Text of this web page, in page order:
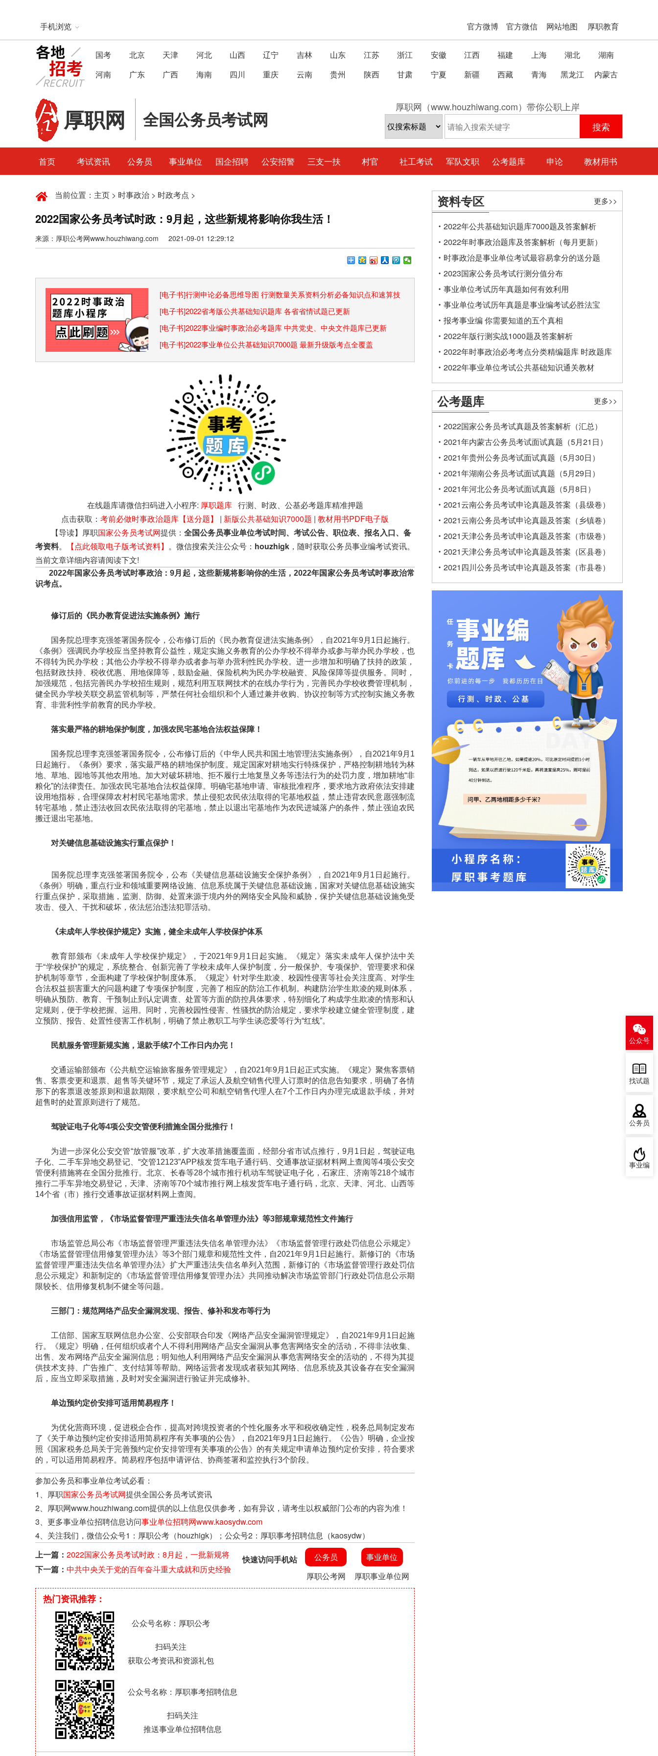
手机浏览 官方微博 官方微信 网站地图 厚职教育
国考 北京 天津 河北 山西 辽宁 吉林 山东 江苏 浙江 安徽 江西 福建 上海 湖北
湖南
河南
广东 广西 海南 四川 重庆 云南 贵州 陕西 甘肃 宁夏 新疆 西藏 青海 黑龙江 内蒙古
厚职网 全国公务员考试网
厚职网（www.houzhiwang.com）带你公职上岸
首页 考试资讯 公务员 事业单位 国企招聘 公安招警 三支一扶 村官 社工考试 军队文职 公考题库 申论 教材用书
当前位置： 主页 > 时事政治 > 时政考点 >
2022国家公务员考试时政：9月起，这些新规将影响你我生活！
来源：厚职公考网www.houzhiwang.com 2021-09-01 12:29:12
[电子书]行测申论必备思维导图 行测数量关系资料分析必备知识点和速算技
巧
[电子书]2022省考版公共基础知识题库 各省省情试题已更新
[电子书]2022事业编时事政治必考题库 中共党史、中央文件题库已更新
[电子书]2022事业单位公共基础知识7000题 最新升级版考点全覆盖
在线题库请微信扫码进入小程序: 厚职题库行测、时政、公基必考题库精准押题
点击获取： 考前必做时事政治题库【送分题】 | 新版公共基础知识7000题 | 教材用书PDF电子版
【导读】厚职国家公务员考试网提供： 全国公务员事业单位考试时间、考试公告、职位表、报名入口、备
考资料。 【点此领取电子版考试资料】 。微信搜索关注公众号： houzhigk ，随时获取公务员事业编考试资讯。
当前文章详细内容请阅读下文!
2022年国家公务员考试时事政治：9月起，这些新规将影响你的生活，2022年国家公务员考试时事政治常
识考点。
修订后的《民办教育促进法实施条例》施行
国务院总理李克强签署国务院令，公布修订后的《民办教育促进法实施条例》，自2021年9月1日起施行。
《条例》强调民办学校应当坚持教育公益性，规定实施义务教育的公办学校不得举办或参与举办民办学校，也
不得转为民办学校；其他公办学校不得举办或者参与举办营利性民办学校。进一步增加和明确了扶持的政策，
包括财政扶持、税收优惠、用地保障等，鼓励金融、保险机构为民办学校融资、风险保障等提供服务。同时，
加强规范，包括完善民办学校招生规则，规范利用互联网技术的在线办学行为，完善民办学校收费管理机制，
健全民办学校关联交易监管机制等，严禁任何社会组织和个人通过兼并收购、协议控制等方式控制实施义务教
育、非营利性学前教育的民办学校。
落实最严格的耕地保护制度，加强农民宅基地合法权益保障！
国务院总理李克强签署国务院令，公布修订后的《中华人民共和国土地管理法实施条例》，自2021年9月1
日起施行。《条例》要求，落实最严格的耕地保护制度。规定国家对耕地实行特殊保护，严格控制耕地转为林
地、草地、园地等其他农用地。加大对破坏耕地、拒不履行土地复垦义务等违法行为的处罚力度，增加耕地“非
粮化”的法律责任。加强农民宅基地合法权益保障。明确宅基地申请、审核批准程序，要求地方政府依法安排建
设用地指标，合理保障农村村民宅基地需求。禁止侵犯农民依法取得的宅基地权益，禁止违背农民意愿强制流
转宅基地，禁止违法收回农民依法取得的宅基地，禁止以退出宅基地作为农民进城落户的条件，禁止强迫农民
搬迁退出宅基地。
对关键信息基础设施实行重点保护！
国务院总理李克强签署国务院令，公布《关键信息基础设施安全保护条例》，自2021年9月1日起施行。
《条例》明确，重点行业和领域重要网络设施、信息系统属于关键信息基础设施，国家对关键信息基础设施实
行重点保护，采取措施，监测、防御、处置来源于境内外的网络安全风险和威胁，保护关键信息基础设施免受
攻击、侵入、干扰和破坏，依法惩治违法犯罪活动。
《未成年人学校保护规定》实施，健全未成年人学校保护体系
教育部颁布《未成年人学校保护规定》，于2021年9月1日起实施。《规定》落实未成年人保护法中关
于“学校保护”的规定，系统整合、创新完善了学校未成年人保护制度，分一般保护、专项保护、管理要求和保
护机制等章节，全面构建了学校保护制度体系。《规定》针对学生欺凌、校园性侵害等社会关注度高、对学生
合法权益损害重大的问题构建了专项保护制度，完善了相应的防治工作机制。构建防治学生欺凌的规则体系，
明确从预防、教育、干预制止到认定调查、处置等方面的防控具体要求，特别细化了构成学生欺凌的情形和认
定规则，便于学校把握、运用。同时，完善校园性侵害、性骚扰的防治规定，要求学校建立健全管理制度，建
立预防、报告、处置性侵害工作机制，明确了禁止教职工与学生谈恋爱等行为“红线”。
民航服务管理新规实施，退款手续7个工作日内办完！
交通运输部颁布《公共航空运输旅客服务管理规定》，自2021年9月1日起正式实施。《规定》聚焦客票销
售、客票变更和退票、超售等关键环节，规定了承运人及航空销售代理人订票时的信息告知要求，明确了各情
形下的客票退改签原则和退款期限，要求航空公司和航空销售代理人在7个工作日内办理完成退款手续，并对
超售时的处置原则进行了规范。
驾驶证电子化等4项公安交管便利措施全国分批推行！
为进一步深化公安交管“放管服”改革，扩大改革措施覆盖面，经部分省市试点推行，9月1日起，驾驶证电
子化、二手车异地交易登记、“交管12123”APP核发货车电子通行码、交通事故证据材料网上查阅等4项公安交
管便利措施将在全国分批推行。北京、长春等28个城市推行机动车驾驶证电子化，石家庄、济南等218个城市
推行二手车异地交易登记，天津、济南等70个城市推行网上核发货车电子通行码，北京、天津、河北、山西等
14个省（市）推行交通事故证据材料网上查阅。
加强信用监管，《市场监督管理严重违法失信名单管理办法》等3部规章规范性文件施行
市场监管总局公布《市场监督管理严重违法失信名单管理办法》《市场监督管理行政处罚信息公示规定》
《市场监督管理信用修复管理办法》等3个部门规章和规范性文件，自2021年9月1日起施行。新修订的《市场
监督管理严重违法失信名单管理办法》扩大严重违法失信名单列入范围，新修订的《市场监督管理行政处罚信
息公示规定》和新制定的《市场监督管理信用修复管理办法》共同推动解决市场监管部门行政处罚信息公示期
限较长、信用修复机制不健全等问题。
三部门：规范网络产品安全漏洞发现、报告、修补和发布等行为
工信部、国家互联网信息办公室、公安部联合印发《网络产品安全漏洞管理规定》，自2021年9月1日起施
行。《规定》明确，任何组织或者个人不得利用网络产品安全漏洞从事危害网络安全的活动，不得非法收集、
出售、发布网络产品安全漏洞信息；明知他人利用网络产品安全漏洞从事危害网络安全的活动的，不得为其提
供技术支持、广告推广、支付结算等帮助。网络运营者发现或者获知其网络、信息系统及其设备存在安全漏洞
后，应当立即采取措施，及时对安全漏洞进行验证并完成修补。
单边预约定价安排可适用简易程序！
为优化营商环境，促进税企合作，提高对跨境投资者的个性化服务水平和税收确定性，税务总局制定发布
了《关于单边预约定价安排适用简易程序有关事项的公告》，自2021年9月1日起施行。《公告》明确，企业按
照《国家税务总局关于完善预约定价安排管理有关事项的公告》的有关规定申请单边预约定价安排，符合要求
的，可以适用简易程序。简易程序包括申请评估、协商签署和监控执行3个阶段。
参加公务员和事业单位考试必看：
1、厚职国家公务员考试网提供全国公务员考试资讯
2、厚职网www.houzhiwang.com提供的以上信息仅供参考，如有异议，请考生以权威部门公布的内容为准！
3、更多事业单位招聘信息访问事业单位招聘网www.kaosydw.com
4、关注我们，微信公众号1：厚职公考（houzhigk）；公众号2：厚职事考招聘信息（kaosydw）
上一篇： 2022国家公务员考试时政：8月起，一批新规将
影响你我生活
下一篇： 中共中央关于党的百年奋斗重大成就和历史经验
快速访问手机站
公务员
厚职公考网
事业单位
厚职事业单位网
热门资讯推荐：
公众号名称：厚职公考
扫码关注
获取公考资讯和资源礼包
公众号名称：厚职事考招聘信息
扫码关注
推送事业单位招聘信息
资料专区 更多>>
2022年公共基础知识题库7000题及答案解析
2022年时事政治题库及答案解析（每月更新）
时事政治是事业单位考试最容易拿分的送分题
2023国家公务员考试行测分值分布
事业单位考试历年真题如何有效利用
事业单位考试历年真题是事业编考试必胜法宝
报考事业编 你需要知道的五个真相
2022年版行测实战1000题及答案解析
2022年时事政治必考考点分类精编题库 时政题库
2022年事业单位考试公共基础知识通关教材
公考题库 更多>>
2022国家公务员考试真题及答案解析（汇总）
2021年内蒙古公务员考试面试真题（5月21日）
2021年贵州公务员考试面试真题（5月30日）
2021年湖南公务员考试面试真题（5月29日）
2021年河北公务员考试面试真题（5月8日）
2021云南公务员考试申论真题及答案（县级卷）
2021云南公务员考试申论真题及答案（乡镇卷）
2021天津公务员考试申论真题及答案（市级卷）
2021天津公务员考试申论真题及答案（区县卷）
2021四川公务员考试申论真题及答案（市县卷）
公众号
找试题
公务员
事业编